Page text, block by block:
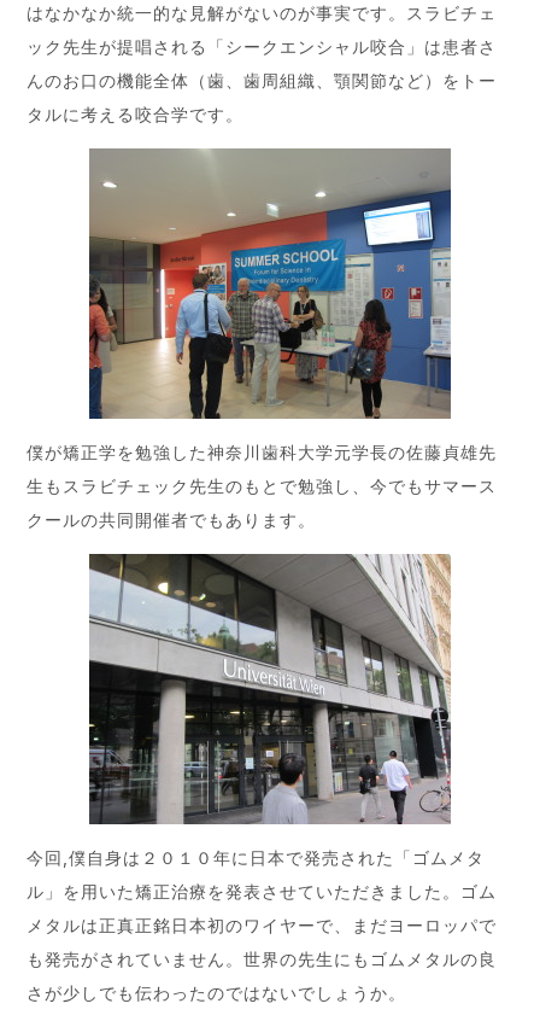
はなかなか統一的な見解がないのが事実です。スラビチェ
ック先生が提唱される「シークエンシャル咬合」は患者さ
んのお口の機能全体（歯、歯周組織、顎関節など）をトー
タルに考える咬合学です。
僕が矯正学を勉強した神奈川歯科大学元学長の佐藤貞雄先
生もスラビチェック先生のもとで勉強し、今でもサマース
クールの共同開催者でもあります。
今回,僕自身は２０１０年に日本で発売された「ゴムメタ
ル」を用いた矯正治療を発表させていただきました。ゴム
メタルは正真正銘日本初のワイヤーで、まだヨーロッパで
も発売がされていません。世界の先生にもゴムメタルの良
さが少しでも伝わったのではないでしょうか。